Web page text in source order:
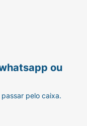
ou
pelo caixa.